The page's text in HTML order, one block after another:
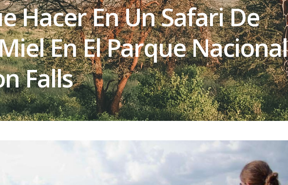
Hacer En Un Safari De
En El Parque Nacional
Falls